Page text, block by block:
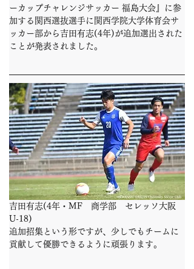
ーカップチャレンジサッカー 福島大会』に参
加する関西選抜選手に関西学院大学体育会サ
ッカー部から吉田有志(4年)が追加選出された
ことが発表されました。
吉田有志(4年・MF　商学部　セレッソ大阪
U-18)
追加招集という形ですが、少しでもチームに
貢献して優勝できるように頑張ります。